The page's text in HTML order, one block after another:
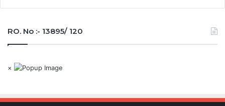
RO. No :- 13895/ 120
×